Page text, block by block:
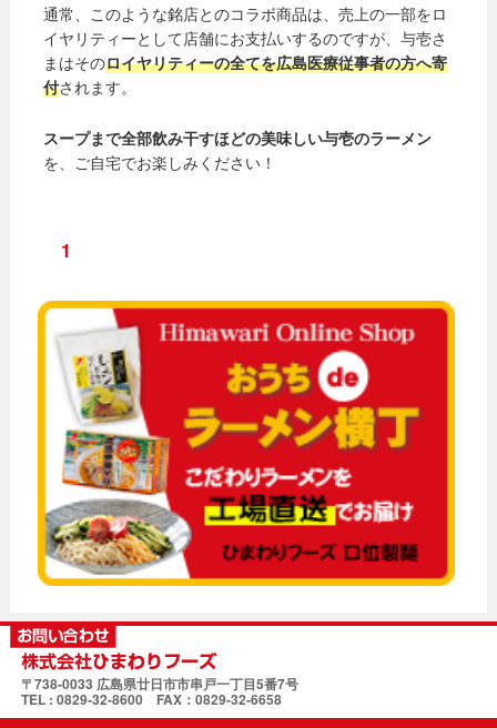
通常、このような銘店とのコラボ商品は、売上の一部をロ
イヤリティーとして店舗にお支払いするのですが、与壱さ
まはそのロイヤリティーの全てを広島医療従事者の方へ寄
付されます。
スープまで全部飲み干すほどの美味しい与壱のラーメン
を、ご自宅でお楽しみください！
1
〒738‐0033 広島県廿日市市串戸一丁目5番7号
TEL : 0829‐32‐8600 FAX：0829‐32‐6658